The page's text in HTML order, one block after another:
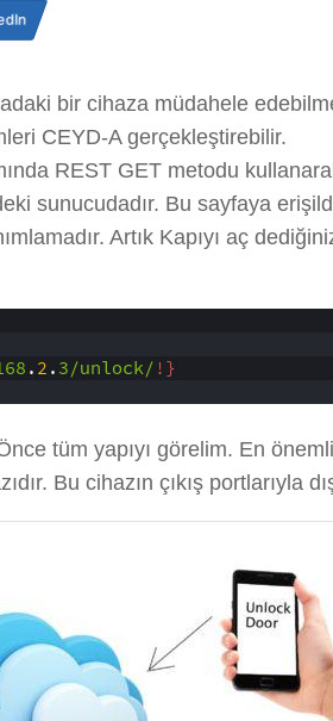
bir cihaza müdahele
CEYD-A gerçekleştirebilir.
REST GET metodu
sunucudadır. Bu sayfaya
Artık Kapıyı aç
.2.3/unlock/!}
tüm yapıyı görelim. En
Bu cihazın çıkış portlarıyla